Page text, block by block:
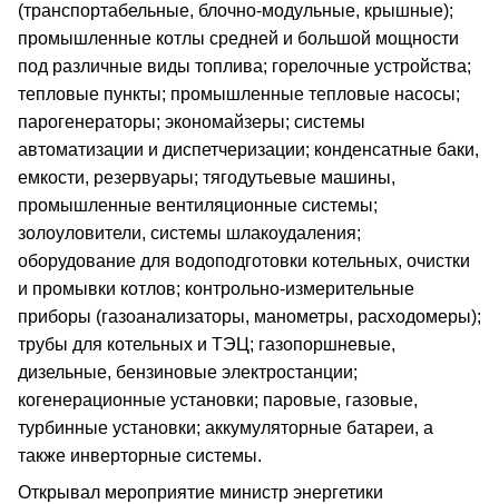
(транспортабельные, блочно-модульные, крышные);
промышленные котлы средней и большой мощности
под различные виды топлива; горелочные устройства;
тепловые пункты; промышленные тепловые насосы;
парогенераторы; экономайзеры; системы
автоматизации и диспетчеризации; конденсатные баки,
емкости, резервуары; тягодутьевые машины,
промышленные вентиляционные системы;
золоуловители, системы шлакоудаления;
оборудование для водоподготовки котельных, очистки
и промывки котлов; контрольно-измерительные
приборы (газоанализаторы, манометры, расходомеры);
трубы для котельных и ТЭЦ; газопоршневые,
дизельные, бензиновые электростанции;
когенерационные установки; паровые, газовые,
турбинные установки; аккумуляторные батареи, а
также инверторные системы.
Открывал мероприятие министр энергетики